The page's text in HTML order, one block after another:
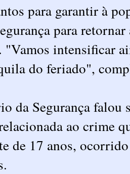
para garantir à
para
"Vamos intensificar
do feriado",
da Segurança falou
ao crime
de 17 anos,